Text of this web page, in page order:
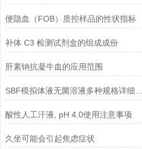
便隐血（FOB）质控样品的性状指标
补体 C3 检测试剂盒的组成成份
肝素钠抗凝牛血的应用范围
酸性人工汗液, pH 4.0使用注意事项
久坐可能会引起焦虑症状